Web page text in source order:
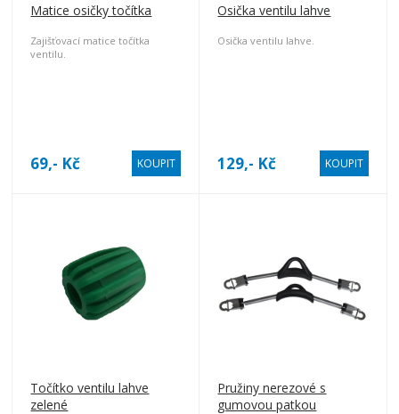
Matice osičky točítka
Zajišťovací matice točítka
ventilu.
69,- Kč KOUPIT
Osička ventilu lahve
Osička ventilu lahve.
129,- Kč KOUPIT
Točítko ventilu lahve
zelené
Pružiny nerezové s
gumovou patkou